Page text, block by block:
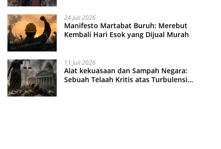
24 Juli 2026
Manifesto Martabat Buruh: Merebut
Kembali Hari Esok yang Dijual Murah
11 Juli 2026
Alat kekuasaan dan Sampah Negara:
Sebuah Telaah Kritis atas Turbulensi